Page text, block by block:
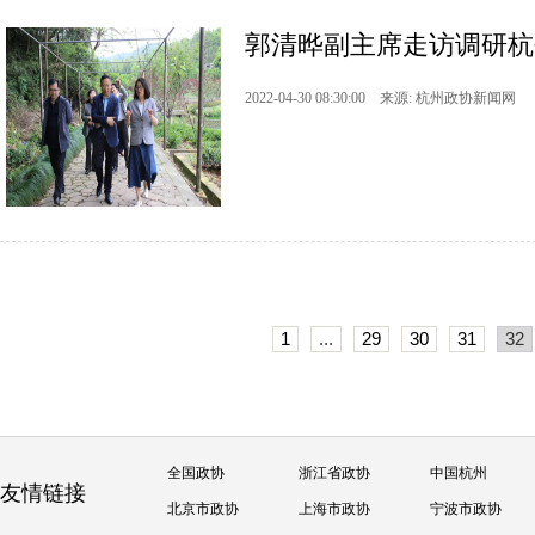
郭清晔副主席走访调研
2022-04-30 08:30:00 来源: 杭州政协新闻网
1 ... 29 30 31 32
友情链接
全国政协 浙江省政协 中国杭州
北京市政协 上海市政协 宁波市政协